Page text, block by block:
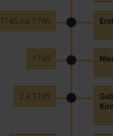
1745 bis 1746
1745
2.4.1745